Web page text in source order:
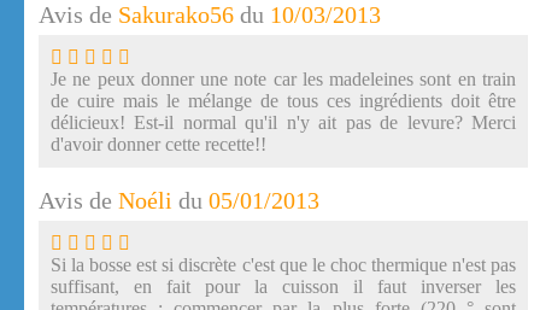
Avis de Sakurako56 du 10/03/2013
Je ne peux donner une note car les madeleines sont en train
de cuire mais le mélange de tous ces ingrédients doit être
délicieux! Est-il normal qu'il n'y ait pas de levure? Merci
d'avoir donner cette recette!!
Avis de Noéli du 05/01/2013
Si la bosse est si discrète c'est que le choc thermique n'est pas
suffisant, en fait pour la cuisson il faut inverser les